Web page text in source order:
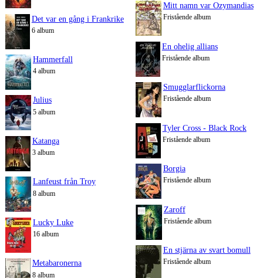
Det var en gång i Frankrike
6 album
Hammerfall
4 album
Julius
5 album
Katanga
3 album
Lanfeust från Troy
8 album
Lucky Luke
16 album
Metabaronerna
8 album
Mitt namn var Ozymandias
Fristående album
En ohelig allians
Fristående album
Smugglarflickorna
Fristående album
Tyler Cross - Black Rock
Fristående album
Borgia
Fristående album
Zaroff
Fristående album
En stjärna av svart bomull
Fristående album